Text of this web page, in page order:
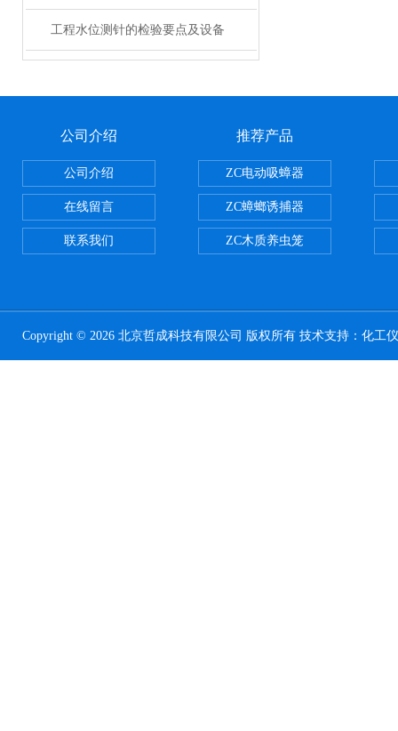
工程水位测针的检验要点及设备
公司介绍
公司介绍
在线留言
联系我们
推荐产品
ZC电动吸蟑器
ZC蟑螂诱捕器
ZC木质养虫笼
Copyright © 2026 北京哲成科技有限公司 版权所有 技术支持： 化工